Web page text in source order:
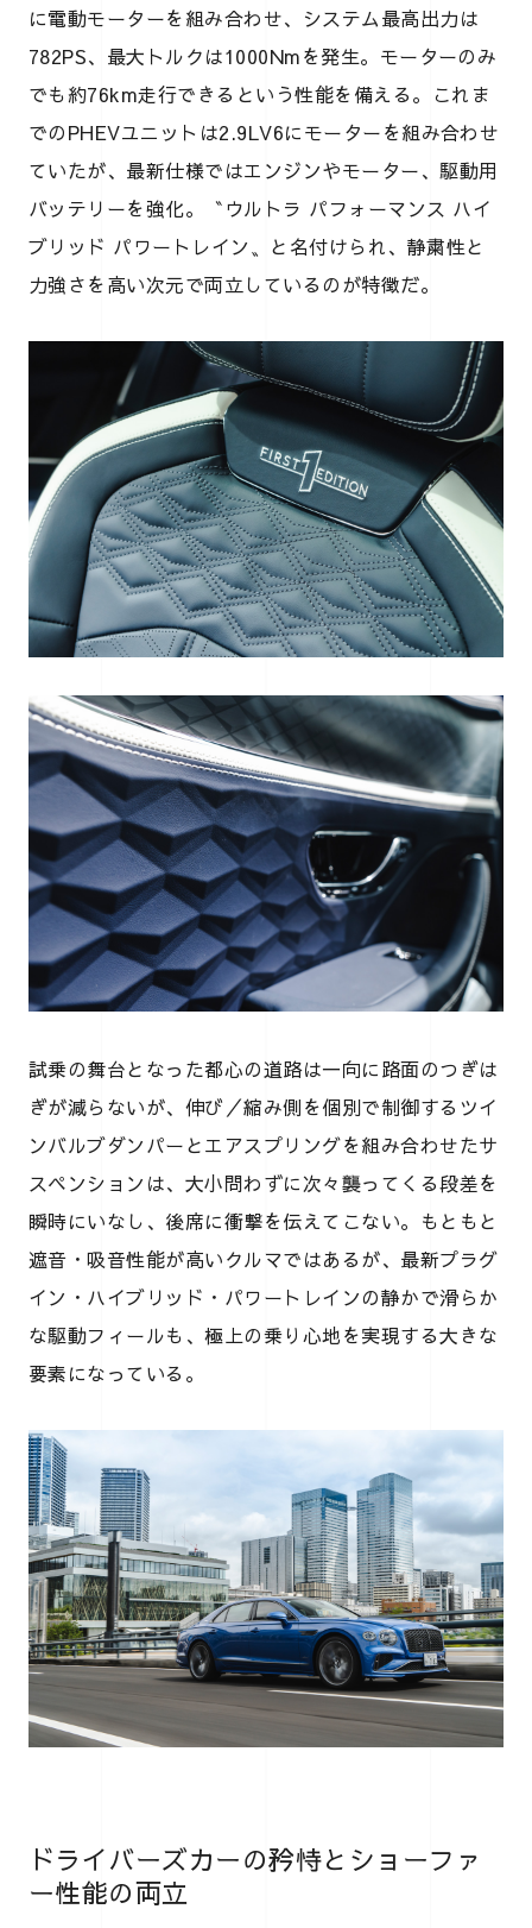
に電動モーターを組み合わせ、システム最高出力は
782PS、最大トルクは1000Nmを発生。モーターのみ
でも約76km走行できるという性能を備える。これま
でのPHEVユニットは2.9LV6にモーターを組み合わせ
ていたが、最新仕様ではエンジンやモーター、駆動用
バッテリーを強化。〝ウルトラ パフォーマンス ハイ
ブリッド パワートレイン〟と名付けられ、静粛性と
力強さを高い次元で両立しているのが特徴だ。
試乗の舞台となった都心の道路は一向に路面のつぎは
ぎが減らないが、伸び／縮み側を個別で制御するツイ
ンバルブダンパーとエアスプリングを組み合わせたサ
スペンションは、大小問わずに次々襲ってくる段差を
瞬時にいなし、後席に衝撃を伝えてこない。もともと
遮音・吸音性能が高いクルマではあるが、最新プラグ
イン・ハイブリッド・パワートレインの静かで滑らか
な駆動フィールも、極上の乗り心地を実現する大きな
要素になっている。
ドライバーズカーの矜恃とショーファ
ー性能の両立